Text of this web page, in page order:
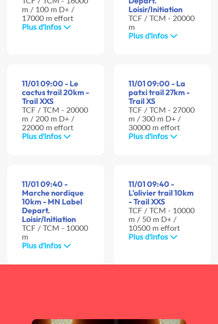
m / 100 m D+ /
17000 m effort
Plus d'infos
Loisir/Initiation
TCF / TCM - 20000
m
Plus d'infos
11/01 09:00 - Le
cactus trail 20km -
Trail XXS
TCF / TCM - 20000
m / 200 m D+ /
22000 m effort
Plus d'infos
11/01 09:00 - La
patxi trail 27km -
Trail XS
TCF / TCM - 27000
m / 300 m D+ /
30000 m effort
Plus d'infos
11/01 09:40 -
Marche nordique
10km - MN Label
Depart.
Loisir/Initiation
TCF / TCM - 10000
m
Plus d'infos
11/01 09:40 -
L'olivier trail 10km
- Trail XXS
TCF / TCM - 10000
m / 50 m D+ /
10500 m effort
Plus d'infos